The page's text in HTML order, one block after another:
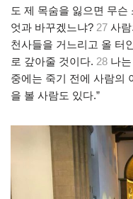
도 제 목숨을 잃으면 무
엇과 바꾸겠느냐? 27 사
천사들을 거느리고 올 터
로 갚아줄 것이다. 28 나
중에는 죽기 전에 사람의
을 볼 사람도 있다.”